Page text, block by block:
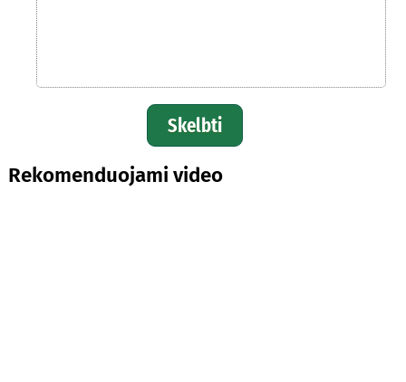
Skelbti
Rekomenduojami video